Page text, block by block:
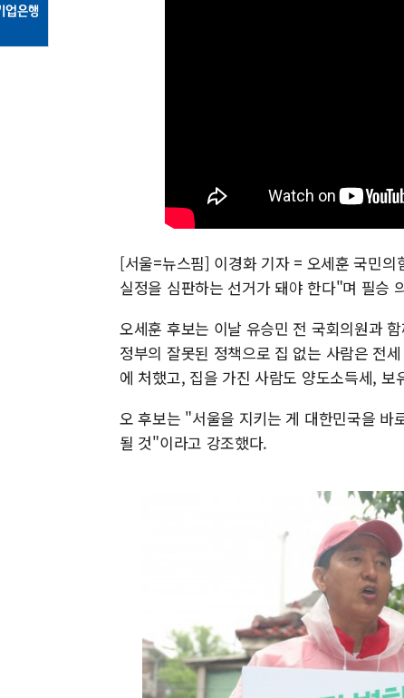
[서울=뉴스핌] 이경화 기자 = 오세훈 국민
실정을 심판하는 선거가 돼야 한다"며 필승
오세훈 후보는 이날 유승민 전 국회의원과
정부의 잘못된 정책으로 집 없는 사람은 전
에 처했고, 집을 가진 사람도 양도소득세,
오 후보는 "서울을 지키는 게 대한민국을 바
될 것"이라고 강조했다.